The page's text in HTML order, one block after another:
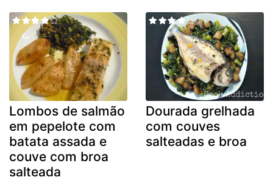
Lombos de salmão
em pepelote com
batata assada e
couve com broa
salteada
Dourada grelhada
com couves
salteadas e broa